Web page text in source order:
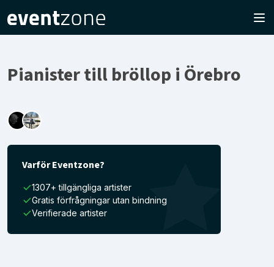
Pianister till bröllop i Örebro
Varför Eventzone?
1307+ tillgängliga artister
Gratis förfrågningar utan bindning
Verifierade artister